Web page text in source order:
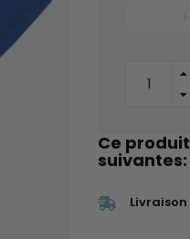
Ce
suivantes: